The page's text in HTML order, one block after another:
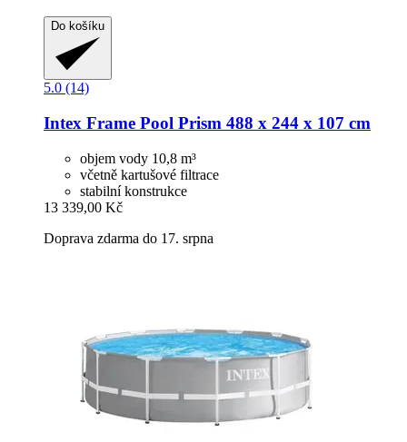
Do košíku
5.0 (14)
Intex Frame Pool Prism 488 x 244 x 107 cm
objem vody 10,8 m³
včetně kartušové filtrace
stabilní konstrukce
13 339,00 Kč
Doprava zdarma do 17. srpna